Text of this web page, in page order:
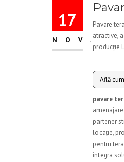
17
NOV.
Pavare
atractive,
producție
Află cum
pavare
partener
locație,
pentru
integra